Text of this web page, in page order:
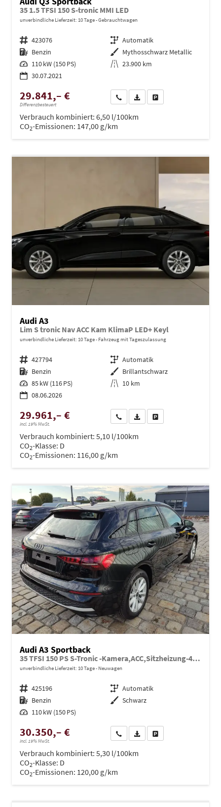
35 1.5 TFSI 150 S-tronic MMI LED
unverbindliche Lieferzeit: 10 Tage Gebrauchtwagen
Fahrzeugnr. 423076 Getriebe Automatik
Kraftstoff Benzin Außenfarbe Mythosschwarz Metallic
Leistung 110 kW (150 PS) Kilometerstand 23.900 km
30.07.2021
29.841,– €
Differenzbesteuert
Wir rufen Sie anPDF-Datei, Fahrzeugexposé
Verbrauch kombiniert: 6,50 l/100km
CO2-Emissionen: 147,00 g/km
Audi A3
Lim S tronic Nav ACC Kam KlimaP LED+ Keyl
unverbindliche Lieferzeit: 10 Tage Fahrzeug mit Tageszulassung
Fahrzeugnr. 427794 Getriebe Automatik
Kraftstoff Benzin Außenfarbe Brillantschwarz
Leistung 85 kW (116 PS) Kilometerstand 10 km
08.06.2026
29.961,– €
incl. 19% MwSt.
Wir rufen Sie anPDF-Datei, Fahrzeugexposé
Verbrauch kombiniert: 5,10 l/100km
CO2-Klasse: D
CO2-Emissionen: 116,00 g/km
Audi A3 Sportback
35 TFSI 150 PS S-Tronic -Kamera,ACC,Sitzheizung-4 Jahre Garantie-Sofort
unverbindliche Lieferzeit: 10 Tage Neuwagen
Fahrzeugnr. 425196 Getriebe Automatik
Kraftstoff Benzin Außenfarbe Schwarz
Leistung 110 kW (150 PS)
30.350,– €
incl. 19% MwSt.
Wir rufen Sie anPDF-Datei, Fahrzeugexposé
Verbrauch kombiniert: 5,30 l/100km
CO2-Klasse: D
CO2-Emissionen: 120,00 g/km